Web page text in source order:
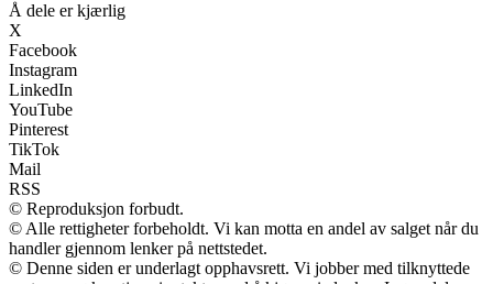
Å dele er kjærlig
X
Facebook
Instagram
LinkedIn
YouTube
Pinterest
TikTok
Mail
RSS
© Reproduksjon forbudt.
© Alle rettigheter forbeholdt. Vi kan motta en andel av salget når du
handler gjennom lenker på nettstedet.
© Denne siden er underlagt opphavsrett. Vi jobber med tilknyttede